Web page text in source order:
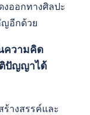
งออกทางศิลปะ
ญอีกด้วย
ความคิด
ปัญญาได้
างสรรค์และ